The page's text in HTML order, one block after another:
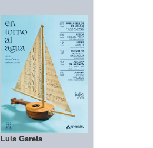
Luis Gareta